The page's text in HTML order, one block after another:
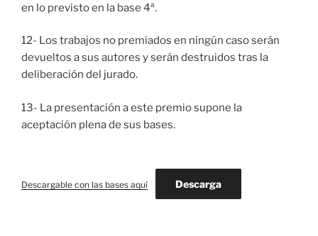
en lo previsto en la base 4ª.
12- Los trabajos no premiados en ningún caso serán
devueltos a sus autores y serán destruidos tras la
deliberación del jurado.
13- La presentación a este premio supone la
aceptación plena de sus bases.
Descargable con las bases aquí Descarga